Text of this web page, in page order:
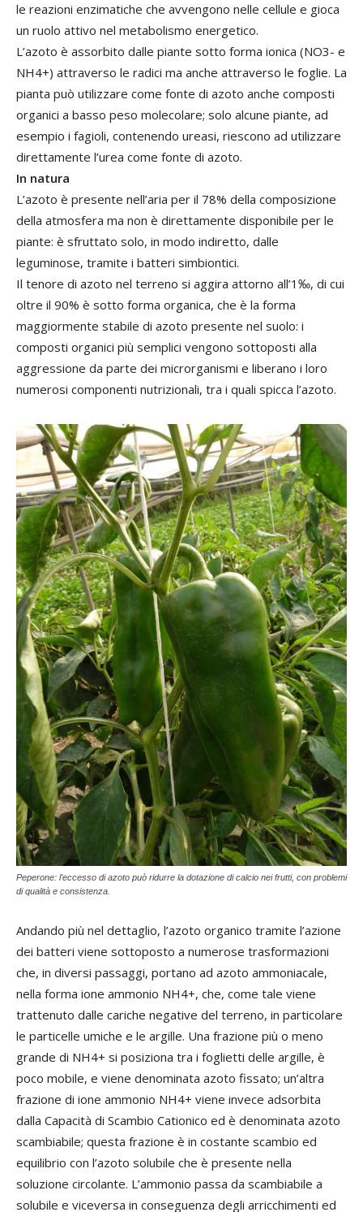
le reazioni enzimatiche che avvengono nelle cellule e gioca
un ruolo attivo nel metabolismo energetico.
L’azoto è assorbito dalle piante sotto forma ionica (NO3- e
NH4+) attraverso le radici ma anche attraverso le foglie. La
pianta può utilizzare come fonte di azoto anche composti
organici a basso peso molecolare; solo alcune piante, ad
esempio i fagioli, contenendo ureasi, riescono ad utilizzare
direttamente l’urea come fonte di azoto.
In natura
L’azoto è presente nell’aria per il 78% della composizione
della atmosfera ma non è direttamente disponibile per le
piante: è sfruttato solo, in modo indiretto, dalle
leguminose, tramite i batteri simbiontici.
Il tenore di azoto nel terreno si aggira attorno all’1‰, di cui
oltre il 90% è sotto forma organica, che è la forma
maggiormente stabile di azoto presente nel suolo: i
composti organici più semplici vengono sottoposti alla
aggressione da parte dei microrganismi e liberano i loro
numerosi componenti nutrizionali, tra i quali spicca l’azoto.
Peperone: l’eccesso di azoto può ridurre la dotazione di calcio nei frutti, con problemi
di qualità e consistenza.
Andando più nel dettaglio, l’azoto organico tramite l’azione
dei batteri viene sottoposto a numerose trasformazioni
che, in diversi passaggi, portano ad azoto ammoniacale,
nella forma ione ammonio NH4+, che, come tale viene
trattenuto dalle cariche negative del terreno, in particolare
le particelle umiche e le argille. Una frazione più o meno
grande di NH4+ si posiziona tra i foglietti delle argille, è
poco mobile, e viene denominata azoto fissato; un’altra
frazione di ione ammonio NH4+ viene invece adsorbita
dalla Capacità di Scambio Cationico ed è denominata azoto
scambiabile; questa frazione è in costante scambio ed
equilibrio con l’azoto solubile che è presente nella
soluzione circolante. L’ammonio passa da scambiabile a
solubile e viceversa in conseguenza degli arricchimenti ed